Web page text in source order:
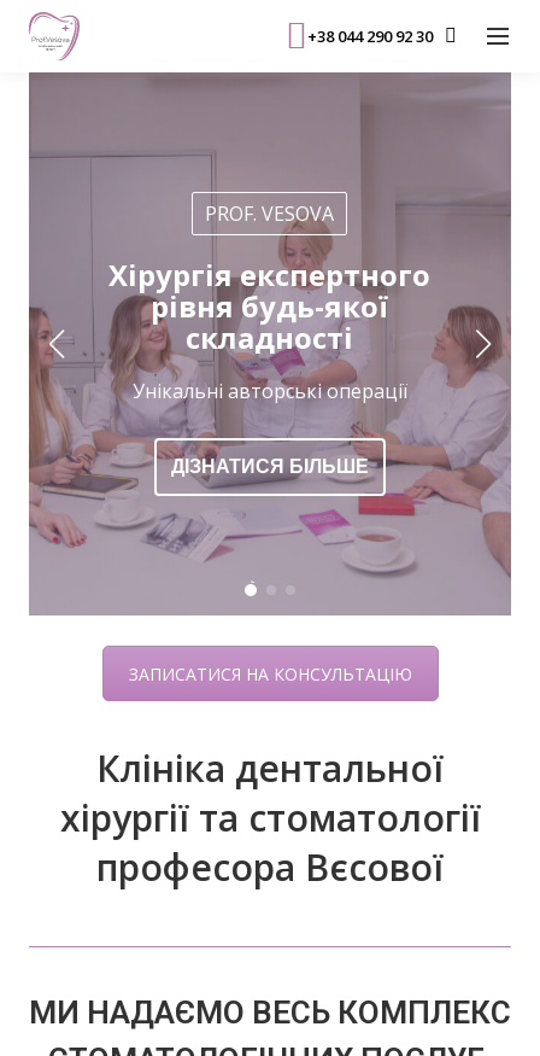
+38 044 290 92 30
PROF. VESOVA
Збереження
натурального зубного
ряду
Зубозберігаючі операції
ДІЗНАТИСЯ БІЛЬШЕ
ЗАПИСАТИСЯ НА КОНСУЛЬТАЦІЮ
Клініка дентальної
хірургії та стоматології
професора Вєсової
МИ НАДАЄМО ВЕСЬ КОМПЛЕКС